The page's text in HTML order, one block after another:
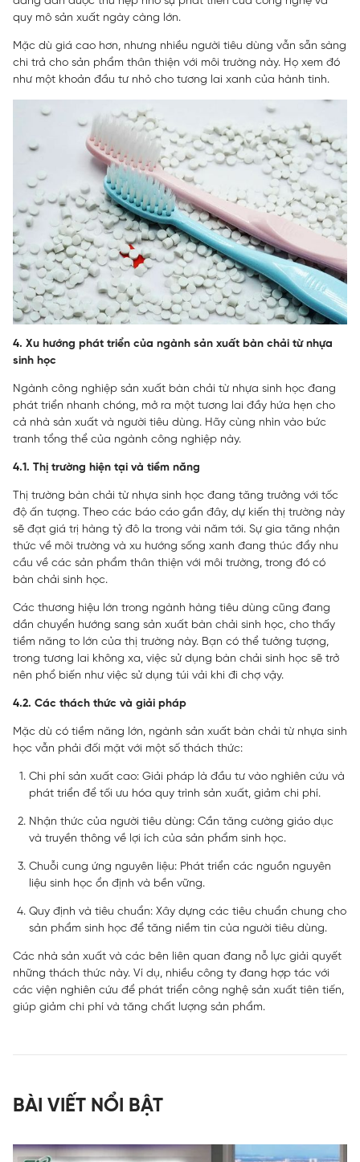
quy mô sản xuất ngày càng lớn.
Mặc dù giá cao hơn, nhưng nhiều người tiêu dùng vẫn sẵn sàng
chi trả cho sản phẩm thân thiện với môi trường này. Họ xem đó
như một khoản đầu tư nhỏ cho tương lai xanh của hành tinh.
4. Xu hướng phát triển của ngành sản xuất bàn chải từ nhựa
sinh học
Ngành công nghiệp sản xuất bàn chải từ nhựa sinh học đang
phát triển nhanh chóng, mở ra một tương lai đầy hứa hẹn cho
cả nhà sản xuất và người tiêu dùng. Hãy cùng nhìn vào bức
tranh tổng thể của ngành công nghiệp này.
4.1. Thị trường hiện tại và tiềm năng
Thị trường bàn chải từ nhựa sinh học đang tăng trưởng với tốc
độ ấn tượng. Theo các báo cáo gần đây, dự kiến thị trường này
sẽ đạt giá trị hàng tỷ đô la trong vài năm tới. Sự gia tăng nhận
thức về môi trường và xu hướng sống xanh đang thúc đẩy nhu
cầu về các sản phẩm thân thiện với môi trường, trong đó có
bàn chải sinh học.
Các thương hiệu lớn trong ngành hàng tiêu dùng cũng đang
dần chuyển hướng sang sản xuất bàn chải sinh học, cho thấy
tiềm năng to lớn của thị trường này. Bạn có thể tưởng tượng,
trong tương lai không xa, việc sử dụng bàn chải sinh học sẽ trở
nên phổ biến như việc sử dụng túi vải khi đi chợ vậy.
4.2. Các thách thức và giải pháp
Mặc dù có tiềm năng lớn, ngành sản xuất bàn chải từ nhựa sinh
học vẫn phải đối mặt với một số thách thức:
Chi phí sản xuất cao: Giải pháp là đầu tư vào nghiên cứu và
phát triển để tối ưu hóa quy trình sản xuất, giảm chi phí.
Nhận thức của người tiêu dùng: Cần tăng cường giáo dục
và truyền thông về lợi ích của sản phẩm sinh học.
Chuỗi cung ứng nguyên liệu: Phát triển các nguồn nguyên
liệu sinh học ổn định và bền vững.
Quy định và tiêu chuẩn: Xây dựng các tiêu chuẩn chung cho
sản phẩm sinh học để tăng niềm tin của người tiêu dùng.
Các nhà sản xuất và các bên liên quan đang nỗ lực giải quyết
những thách thức này. Ví dụ, nhiều công ty đang hợp tác với
các viện nghiên cứu để phát triển công nghệ sản xuất tiên tiến,
giúp giảm chi phí và tăng chất lượng sản phẩm.
BÀI VIẾT NỔI BẬT